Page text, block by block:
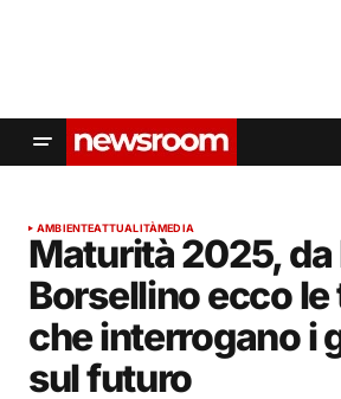
AMBIENTEATTUALITÀMEDIA
Maturità 2025, da
Borsellino ecco
che interrogano i
sul futuro